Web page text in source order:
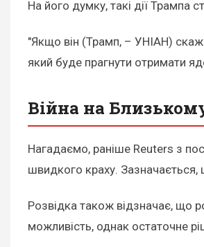
На його думку, такі дії Трампа
"Якщо він (Трамп, – УНІАН)
який буде прагнути отримати
Війна на
Нагадаємо, раніше Reuters з
швидкого краху. Зазначається,
Розвідка також відзначає, що
можливість, однак остаточне